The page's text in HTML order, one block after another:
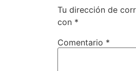
Tu dirección de
con *
Comentario *